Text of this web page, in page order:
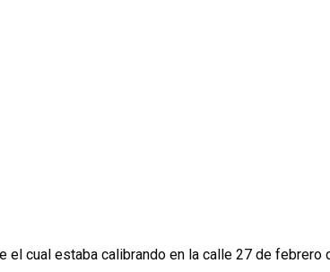
cual estaba calibrando en la calle 27 de febrero